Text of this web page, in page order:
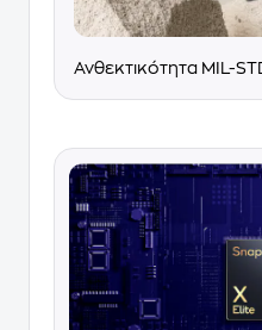
Ανθεκτικότητα MIL-